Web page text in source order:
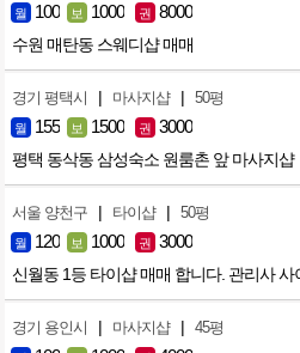
월 100 보 1000 권 8000
수원 매탄동 스웨디샵 매매
경기 평택시 | 마사지샵 | 50평
월 155 보 1500 권 3000
평택 동삭동 삼성숙소 원룸촌 앞 마사지샵
서울 양천구 | 타이샵 | 50평
월 120 보 1000 권 3000
신월동 1등 타이샵 매매 합니다. 관리사 사
경기 용인시 | 마사지샵 | 45평